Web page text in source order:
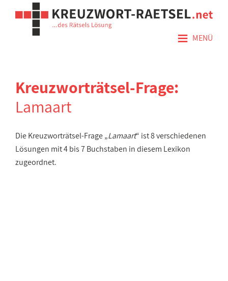
≡ MENÜ
Kreuzworträtsel-Frage:
Lamaart
Die Kreuzworträtsel-Frage „Lamaart“ ist 8 verschiedenen
Lösungen mit 4 bis 7 Buchstaben in diesem Lexikon
zugeordnet.